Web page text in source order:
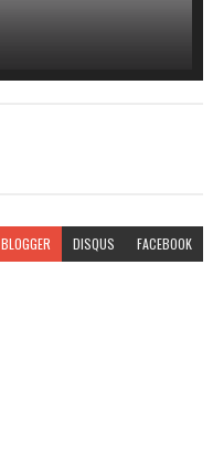
BLOGGER DISQUS FACEBOOK